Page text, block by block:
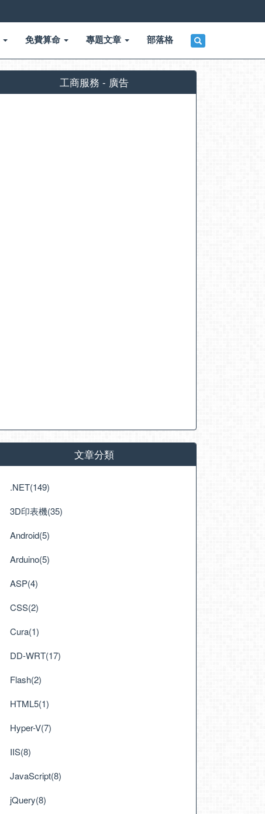
免費算命 專題文章 部落格
工商服務 - 廣告
文章分類
.NET(149)
3D印表機(35)
Android(5)
Arduino(5)
ASP(4)
CSS(2)
Cura(1)
DD-WRT(17)
Flash(2)
HTML5(1)
Hyper-V(7)
IIS(8)
JavaScript(8)
jQuery(8)